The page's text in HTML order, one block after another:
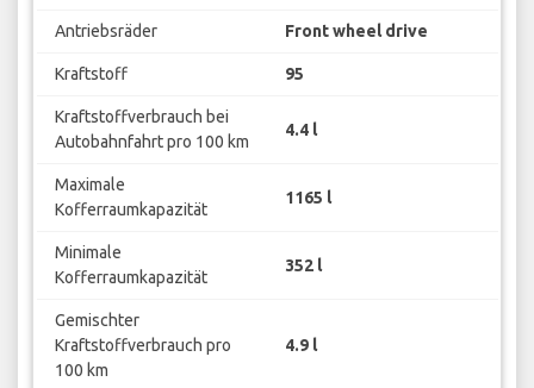
Antriebsräder Front wheel drive
Kraftstoff 95
Kraftstoffverbrauch bei
Autobahnfahrt pro 100 km
4.4 l
Maximale
Kofferraumkapazität
1165 l
Minimale
Kofferraumkapazität
352 l
Gemischter
Kraftstoffverbrauch pro
100 km
4.9 l